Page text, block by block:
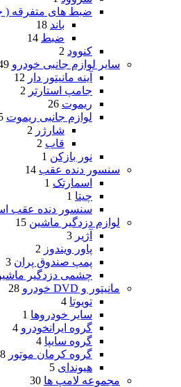
ضبط های متفرقه (
باند 18
ضبط 14
کنوود 2
سایر لوازم جانبی خودرو
آینه مانیتور دار 12
جامپ استارتر 2
ریموت 26
لوازم جانبی ریموت
شارژر 2
قاب 2
نور بازکن 1
سنسور دنده عقب 14
اسمارتک 1
چیتا 1
سنسور دنده عقب
لوازم دزدگیر ماشین 15
آژیر 3
پاور ویندوز 2
پمپ صندوق پران 3
چشمی دزدگیر
مانیتور و DVD خودرو
28
تویوتا 4
سایر خودروها 1
گروه ایرانخودرو 4
گروه سایپا 4
گروه کرمان موتور 8
هیوندای 5
مجموعه لامپ ها 30